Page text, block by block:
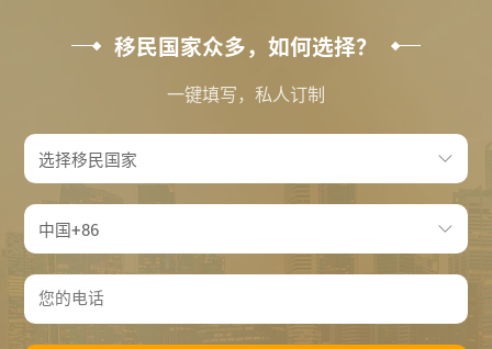
移民国家众多，如何选择？
一键填写，私人订制